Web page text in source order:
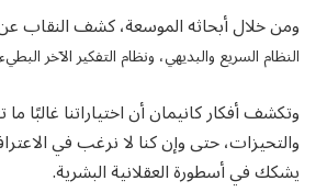
ومن خلال أبحاثه الموسعة، كشف النقاب
النظام السريع ‏والبديهي، ونظام التفكير الآخر
وتكشف أفكار كانيمان أن اختياراتنا غالبًا
والتحيزات، حتى وإن ‏كنا لا نرغب في
يشكك في أسطورة العقلانية البشرية.‏